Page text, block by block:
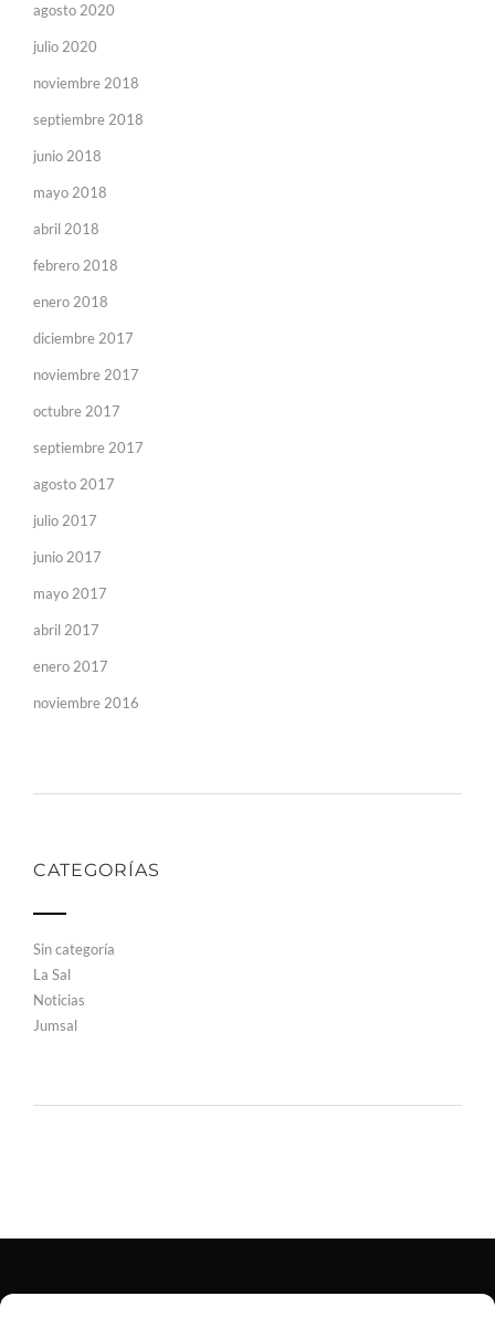
agosto 2020
julio 2020
noviembre 2018
septiembre 2018
junio 2018
mayo 2018
abril 2018
febrero 2018
enero 2018
diciembre 2017
noviembre 2017
octubre 2017
septiembre 2017
agosto 2017
julio 2017
junio 2017
mayo 2017
abril 2017
enero 2017
noviembre 2016
CATEGORÍAS
Sin categoría
La Sal
Noticias
Jumsal